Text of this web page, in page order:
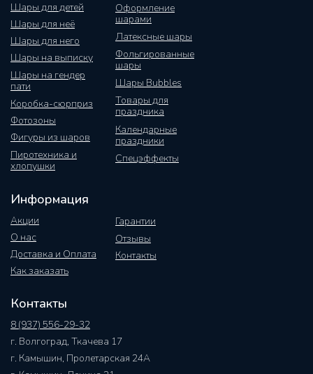
Шары для детей
Шары для неё
Шары на выписку
Шары на гендер
пати
Коробка-сюрприз
Фотозоны
Оформление
шарами
Фигуры из шаров
Латексные шары
Фольгированные
шары
Шары Bubbles
Шары для него
Товары для
праздника
Календарные
праздники
Пиротехника и
хлопушки
Спецэффекты
Информация
Акции
О нас
Как заказать
Гарантии
Отзывы
Контакты
Доставка и Оплата
Контакты
8 (937) 556-29-32
г. Волгоград, Ткачева 17
г. Камышин, Пролетарская 24А